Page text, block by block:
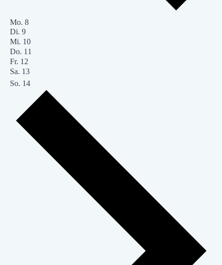
Mo. 8
Di. 9
Mi. 10
Do. 11
Fr. 12
Sa. 13
So. 14